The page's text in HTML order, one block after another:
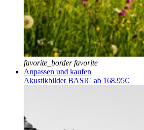
favorite_border favorite
Anpassen und kaufen
Akustikbilder BASIC ab 168.95€